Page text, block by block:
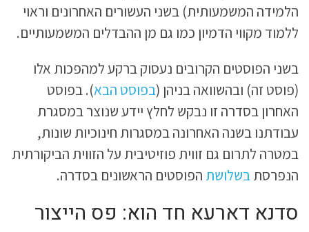
הלמידה המשמעותית) בשני העשורים האחרונים וראוי
ללמוד מקווי הדמיון כמו גם מן ההבדלים המשמעותיים.
בשני הפוסטים הקרובים נעסוק ברקע למהפכות אלו
(פוסט זה) ובהשוואה בניהן (בפוסט הבא). בפוסט
האחרון בסדרה זו נבקש לחלץ יידע שנוצר במסגרת
עבודתנו בשנה האחרונה במסגרות חינוכיות שונות,
במטרה לתרום גם זווית פוזיטיבית על הזווית הביקורתית
הנפרסתבשלושת הפוסטים הראשונים בסדרה.
סדנא דארעא חד הוא: פס הייצור